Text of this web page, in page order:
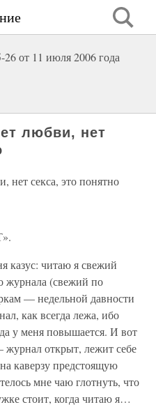
от 11 июля 2006 года
любви, нет
секса, это понятно
казус: читаю я свежий
журнала (свежий по
— недельной давности
как всегда лежа, ибо
у меня повышается. И вот
открыт, лежит себе
каверзу предстоящую
мне чаю глотнуть, что
стоит, когда читаю я…